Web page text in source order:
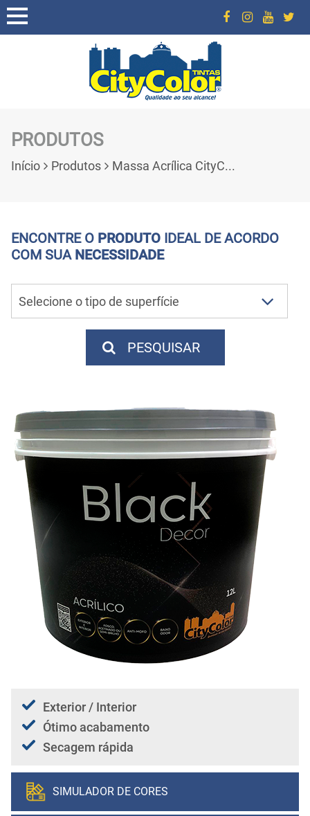
PRODUTOS
Início Produtos Massa Acrílica CityC...
ENCONTRE O PRODUTO IDEAL DE ACORDO
COM SUA NECESSIDADE
PESQUISAR
Exterior / Interior
Ótimo acabamento
Secagem rápida
SIMULADOR DE CORES